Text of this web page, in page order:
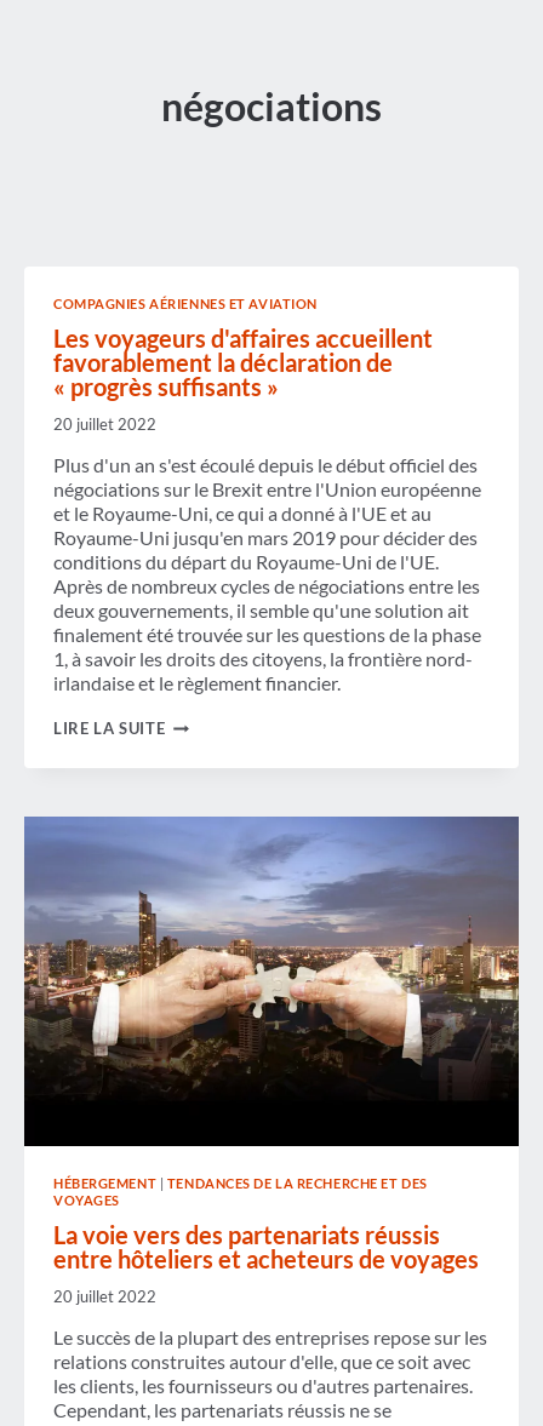
négociations
COMPAGNIES AÉRIENNES ET AVIATION
Les voyageurs d'affaires accueillent
favorablement la déclaration de
« progrès suffisants »
20 juillet 2022
Plus d'un an s'est écoulé depuis le début officiel des
négociations sur le Brexit entre l'Union européenne
et le Royaume-Uni, ce qui a donné à l'UE et au
Royaume-Uni jusqu'en mars 2019 pour décider des
conditions du départ du Royaume-Uni de l'UE.
Après de nombreux cycles de négociations entre les
deux gouvernements, il semble qu'une solution ait
finalement été trouvée sur les questions de la phase
1, à savoir les droits des citoyens, la frontière nord-
irlandaise et le règlement financier.
LIRE LA SUITELES
LA
DÉCLARATION
DE
« PROGRÈS
SUFFISANTS »
HÉBERGEMENT
TENDANCES DE LA RECHERCHE ET DES
VOYAGES
La voie vers des partenariats réussis
entre hôteliers et acheteurs de voyages
20 juillet 2022
Le succès de la plupart des entreprises repose sur les
relations construites autour d'elle, que ce soit avec
les clients, les fournisseurs ou d'autres partenaires.
Cependant, les partenariats réussis ne se